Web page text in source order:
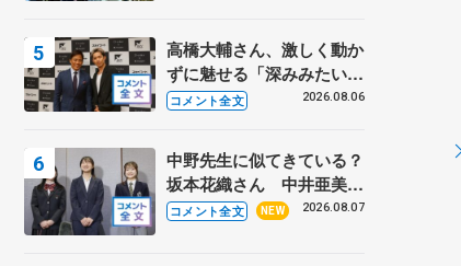
高橋大輔さん、激しく動か
ずに魅せる「深みみたいな
ものは出てきている？」
あい
コメント全文 2026.08.06
中野先生に似てきている？
坂本花織さん 中井亜美は
クリケットのサマーキャン
コメント全文 NEW 2026.08.07